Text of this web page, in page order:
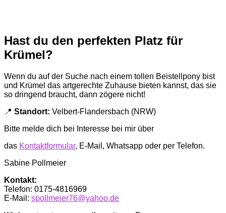
Hast du den perfekten Platz für
Krümel?
Wenn du auf der Suche nach einem tollen Beistellpony bist
und Krümel das artgerechte Zuhause bieten kannst, das sie
so dringend braucht, dann zögere nicht!
📍 Standort: Velbert-Flandersbach (NRW)
Bitte melde dich bei Interesse bei mir über
das Kontaktformular, E-Mail, Whatsapp oder per Telefon.
Sabine Pollmeier
Kontakt:
Telefon: 0175-4816969
E-Mail: spollmeier76@yahoo.de